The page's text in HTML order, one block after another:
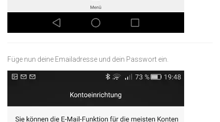
Füge nun deine Emailadresse und dein Passwort ein.